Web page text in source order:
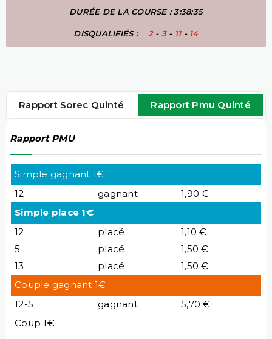
DURÉE DE LA COURSE : 3:38:35
DISQUALIFIÉS : 2- 3- 11- 14
Rapport Sorec Quinté Rapport Pmu Quinté
Rapport PMU
Simple gagnant 1€
12
gagnant
1,90 €
Simple place 1€
12
placé
1,10 €
5
placé
1,50 €
13
placé
1,50 €
Couple gagnant 1€
12-5
gagnant
5,70 €
Coup 1€